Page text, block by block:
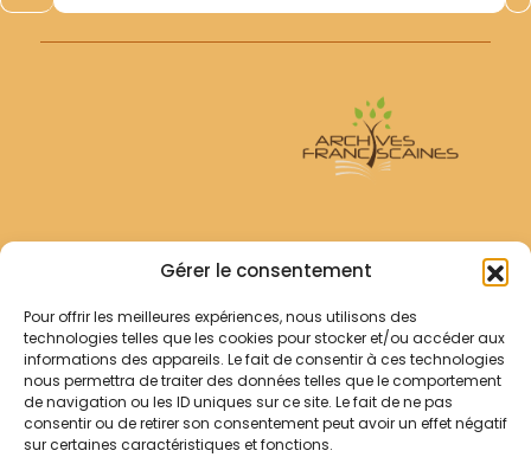
Gérer le consentement
Pour offrir les meilleures expériences, nous utilisons des
technologies telles que les cookies pour stocker et/ou accéder aux
informations des appareils. Le fait de consentir à ces technologies
nous permettra de traiter des données telles que le comportement
de navigation ou les ID uniques sur ce site. Le fait de ne pas
consentir ou de retirer son consentement peut avoir un effet négatif
sur certaines caractéristiques et fonctions.
Archives Franciscaines
RECHERCHER
Comment chercher ?
Les archives
Notre démarche